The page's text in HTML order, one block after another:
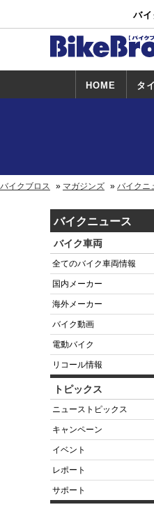
バ
HOME タ
バイクブロス マガジンズ バイクニ
バイクニュース
バイク車両
全てのバイク車両情報
国内メーカー
海外メーカー
バイク動画
電動バイク
リコール情報
トピックス
ニューストピックス
キャンペーン
イベント
レポート
サポート